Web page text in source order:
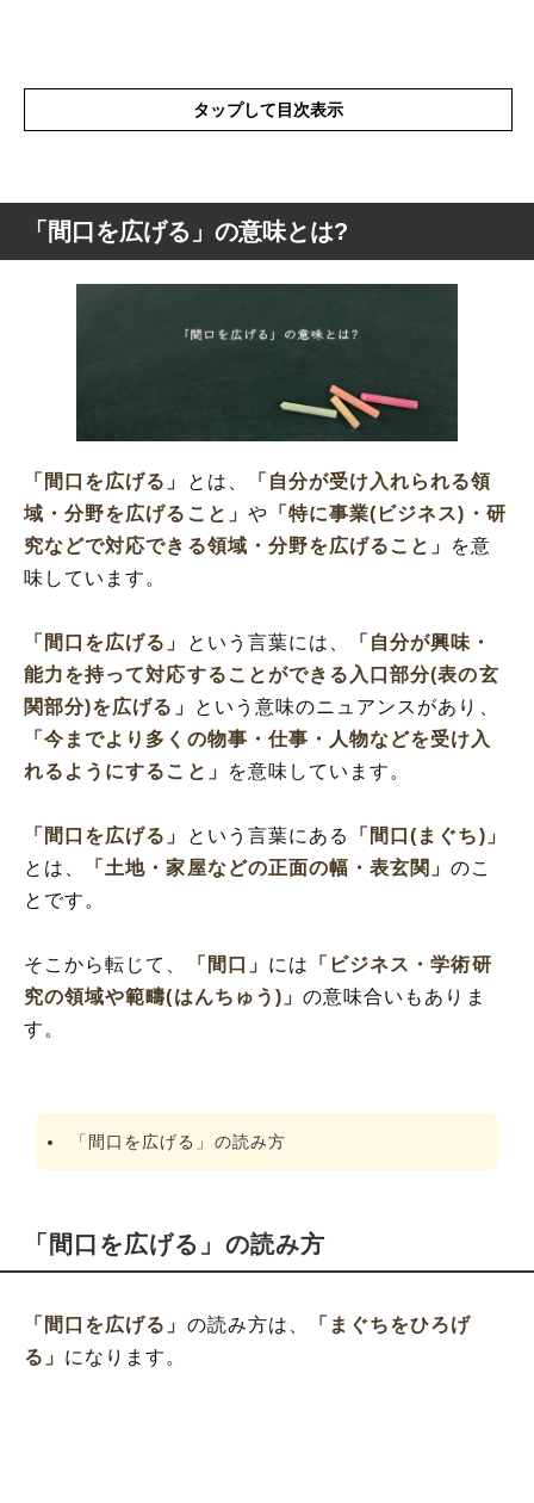
タップして目次表示
「間口を広げる」の意味とは?
間口を広げる思考のメリット
「間口を広げる」の意味とは?
「間口を広げる」 とは、
「自分が受け入れられる領
域・分野を広げること」 や 「特に事業(ビジネス)・研
究などで対応できる領域・分野を広げること」 を意
味しています。
「間口を広げる」 という言葉には、
「自分が興味・
能力を持って対応することができる入口部分(表の玄
関部分)を広げる」
という意味のニュアンスがあり、
「今までより多くの物事・仕事・人物などを受け入
れるようにすること」
を意味しています。
「間口を広げる」 という言葉にある
「間口(まぐち)」
とは、
「土地・家屋などの正面の幅・表玄関」のこ
とです。
そこから転じて、 「間口」 には
「ビジネス・学術研
究の領域や範疇(はんちゅう)」 の意味合いもありま
す。
「間口を広げる」の読み方
「間口を広げる」の読み方
「間口を広げる」 の読み方は、
「まぐちをひろげ
る」 になります。